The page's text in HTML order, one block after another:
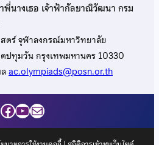
พี่นางเธอ เจ้าฟ้ากัลยาณิวัฒนา กรม
ตร์ จุฬาลงกรณ์มหาวิทยาลัย
ปทุมวัน กรุงเทพมหานคร 10330
ac.olympiads@posn.or.th
Facebook
YouTube
Mail